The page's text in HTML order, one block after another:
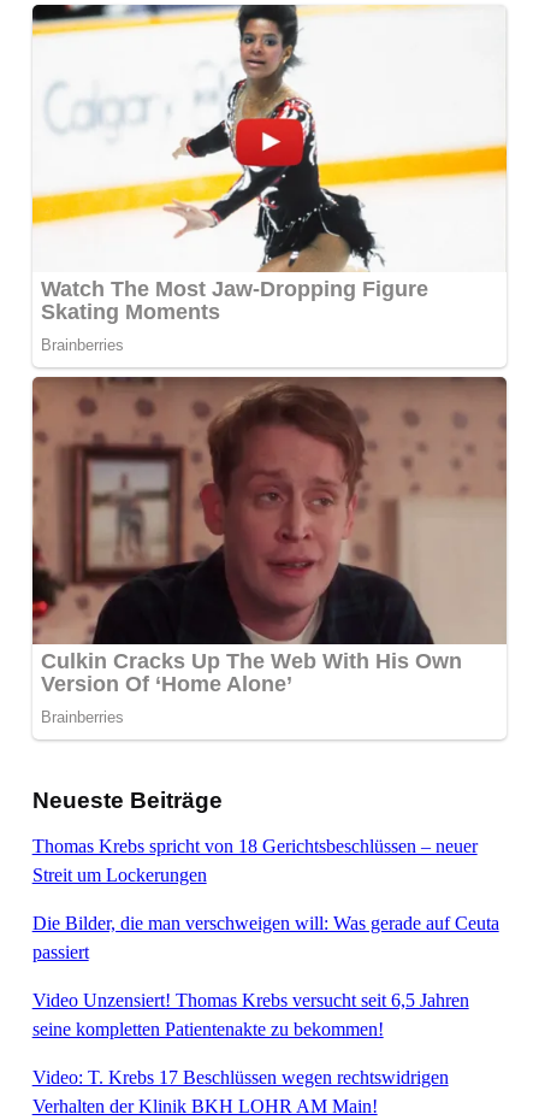
Neueste Beiträge
Thomas Krebs spricht von 18 Gerichtsbeschlüssen – neuer
Streit um Lockerungen
Die Bilder, die man verschweigen will: Was gerade auf Ceuta
passiert
Video Unzensiert! Thomas Krebs versucht seit 6,5 Jahren
seine kompletten Patientenakte zu bekommen!
Video: T. Krebs 17 Beschlüssen wegen rechtswidrigen
Verhalten der Klinik BKH LOHR AM Main!